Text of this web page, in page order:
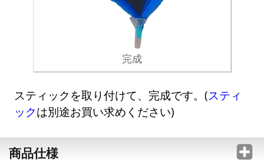
完成
スティックを取り付けて、完成です。(スティ
ックは別途お買い求めください)
商品仕様